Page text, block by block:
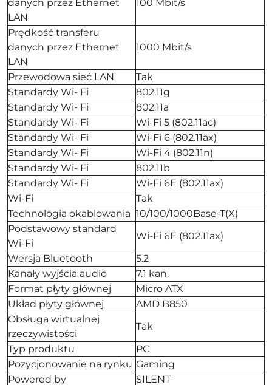
danych przez Ethernet
LAN
100 Mbit/s
Prędkość transferu
danych przez Ethernet
LAN
1000 Mbit/s
Przewodowa sieć LAN
Tak
Standardy Wi- Fi
802.11g
Standardy Wi- Fi
802.11a
Standardy Wi- Fi
Wi-Fi 5 (802.11ac)
Standardy Wi- Fi
Wi-Fi 6 (802.11ax)
Standardy Wi- Fi
Wi-Fi 4 (802.11n)
Standardy Wi- Fi
802.11b
Standardy Wi- Fi
Wi-Fi 6E (802.11ax)
Wi-Fi
Tak
Technologia okablowania 10/100/1000Base-T(X)
Podstawowy standard
Wi-Fi
Wi-Fi 6E (802.11ax)
Wersja Bluetooth
5.2
Kanały wyjścia audio
7.1 kan.
Format płyty głównej
Micro ATX
Układ płyty głównej
AMD B850
Obsługa wirtualnej
rzeczywistości
Tak
Typ produktu
PC
Pozycjonowanie na rynku Gaming
Powered by
SILENT